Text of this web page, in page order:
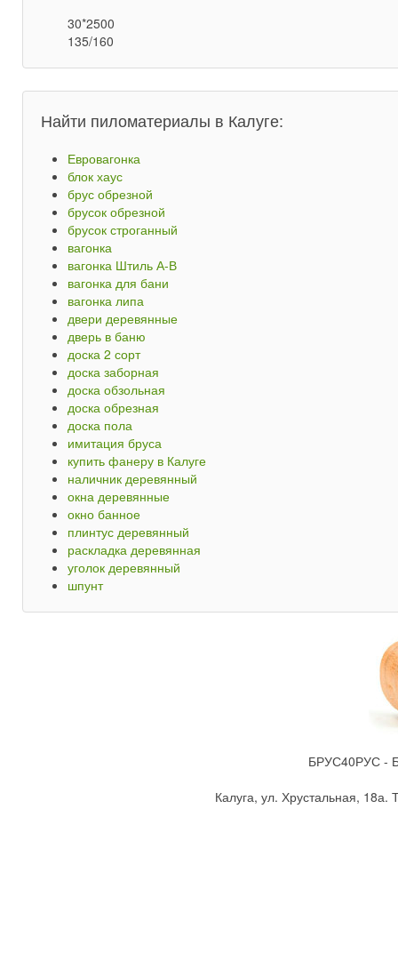
30*2500
135/160
Найти пиломатериалы в Калуге:
Евровагонка
блок хаус
брус обрезной
брусок обрезной
брусок строганный
вагонка
вагонка Штиль А-В
вагонка для бани
вагонка липа
двери деревянные
дверь в баню
доска 2 сорт
доска заборная
доска обзольная
доска обрезная
доска пола
имитация бруса
купить фанеру в Калуге
наличник деревянный
окна деревянные
окно банное
плинтус деревянный
раскладка деревянная
уголок деревянный
шпунт
БРУС40РУС -
Калуга, ул. Хрустальная,